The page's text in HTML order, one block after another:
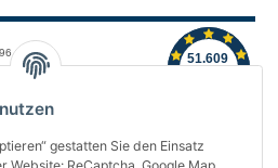
gestatten Sie den Einsatz